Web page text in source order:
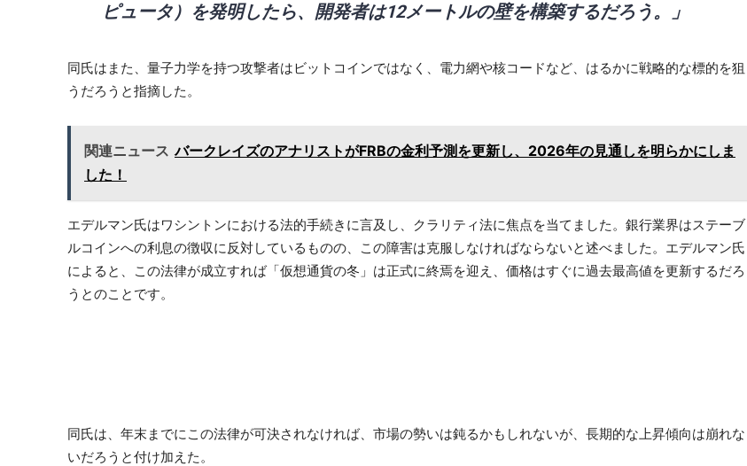
ピュータ）を発明したら、開発者は12メートルの壁を構築するだろう。」
同氏はまた、量子力学を持つ攻撃者はビットコインではなく、電力網や核コードなど、はるかに戦略的な標的を狙
うだろうと指摘した。
関連ニュース バークレイズのアナリストがFRBの金利予測を更新し、2026年の見通しを明らかにしま
した！
エデルマン氏はワシントンにおける法的手続きに言及し、クラリティ法に焦点を当てました。銀行業界はステーブ
ルコインへの利息の徴収に反対しているものの、この障害は克服しなければならないと述べました。エデルマン氏
によると、この法律が成立すれば「仮想通貨の冬」は正式に終焉を迎え、価格はすぐに過去最高値を更新するだろ
うとのことです。
同氏は、年末までにこの法律が可決されなければ、市場の勢いは鈍るかもしれないが、長期的な上昇傾向は崩れな
いだろうと付け加えた。